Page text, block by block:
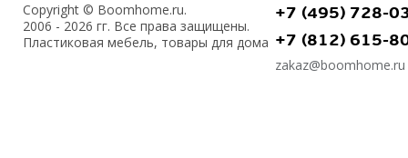
Copyright © Boomhome.ru.
2006 - 2026 гг. Все права защищены.
Пластиковая мебель, товары для дома
+7 (495) 728-
+7 (812) 615-
zakaz@boomhome.ru